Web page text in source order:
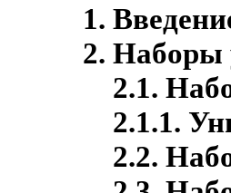
Наборы
2.1.
2.1.1.
2.2.